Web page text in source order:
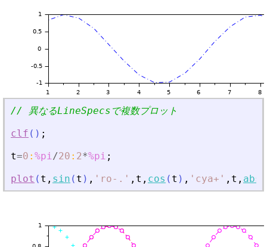
// 異なるLineSpecsで複数プロット
clf ( ) ;
t=0 : %pi/20 : 2*%pi ;
plot ( t , sin ( t ) , ' ro- . ' , t , cos ( t ) , ' cya+ ' , t , abs